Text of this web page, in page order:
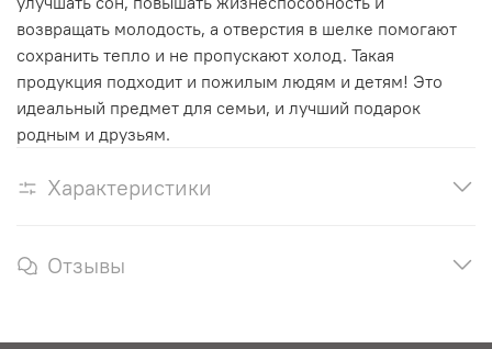
возвращать молодость, а отверстия в шелке помогают
сохранить тепло и не пропускают холод. Такая
продукция подходит и пожилым людям и детям! Это
идеальный предмет для семьи, и лучший подарок
родным и друзьям.
Характеристики
Отзывы